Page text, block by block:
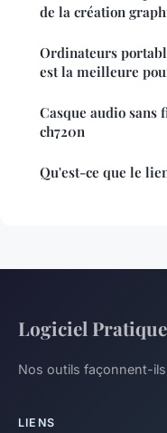
de la création
Ordinateurs
est la meilleure
Casque audio sans
ch720n
Qu'est-ce que le
Logiciel Pratique
Nos outils façonnent-
LIENS